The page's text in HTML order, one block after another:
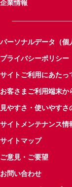
企業情報
パーソナルデータ（個
プライバシーポリシー
サイトご利用にあたっ
お客さまご利用端末か
見やすさ・使いやすさ
サイトメンテナンス情
サイトマップ
ご意見・ご要望
お問い合わせ